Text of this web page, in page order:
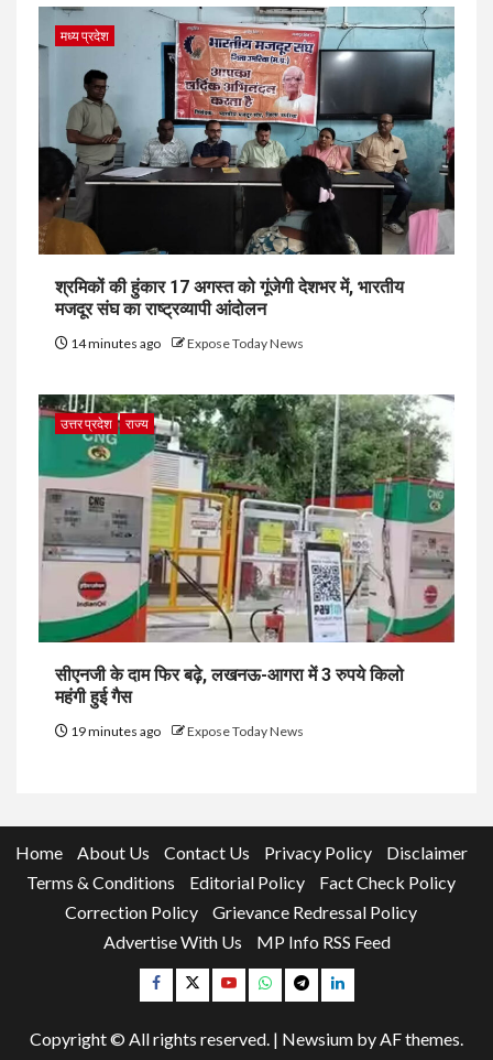
मध्य प्रदेश
श्रमिकों की हुंकार 17 अगस्त को गूंजेगी देशभर में, भारतीय
मजदूर संघ का राष्ट्रव्यापी आंदोलन
14 minutes ago Expose Today News
उत्तर प्रदेश राज्य
सीएनजी के दाम फिर बढ़े, लखनऊ-आगरा में 3 रुपये किलो
महंगी हुई गैस
19 minutes ago Expose Today News
Home About Us Contact Us Privacy Policy
Disclaimer
Terms & Conditions
Editorial Policy
Fact Check Policy
Correction Policy
Grievance Redressal Policy
Advertise With Us
MP Info RSS Feed
Facebook
TwitterYouTubeWhatsapp
TelegramLinkedin
Copyright © All rights reserved. | Newsium by AF themes.